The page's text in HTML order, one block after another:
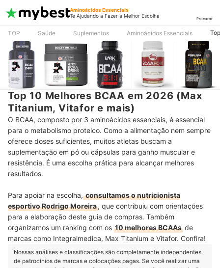
Aminoácidos Essenciais
Te Ajudando a Fazer a Melhor Escolha
Procurar
TOP Saúde Suplementos Aminoácidos Essenciais
Top 10 Melhores BCAA em 2026 (Max
Titanium, Vitafor e mais)
O BCAA, composto por 3 aminoácidos essenciais, é essencial
para o metabolismo proteico. Como a alimentação nem sempre
oferece doses suficientes, muitos atletas buscam a
suplementação em pó ou cápsulas para ganho muscular e
resistência. É uma escolha prática para alcançar melhores
resultados.
Para apoiar na escolha,consultamos o nutricionista
esportivo Rodrigo Moreira, que contribuiu com orientações
para a elaboração deste guia de compras. Também
organizamos um ranking com os 10 melhores BCAAs de
marcas como Integralmedica, Max Titanium e Vitafor. Confira!
Nossas análises e classificações são completamente independentes
de patrocínios de marcas e colocações pagas. Se você realizar uma